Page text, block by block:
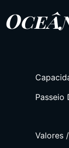
Passeio
Valores